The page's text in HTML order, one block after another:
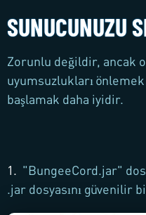
SUNUCUNUZU
Zorunlu değildir, ancak
uyumsuzlukları
başlamak daha iyidir.
1. "BungeeCord.jar"
.jar dosyasını güvenilir